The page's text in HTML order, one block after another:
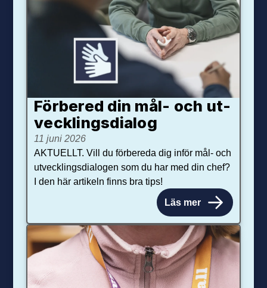
Förbered din mål- och ut­
veck­lings­dialog
11 juni 2026
AKTUELLT. Vill du förbereda dig inför mål- och
utvecklingsdialogen som du har med din chef?
I den här artikeln finns bra tips!
Läs mer